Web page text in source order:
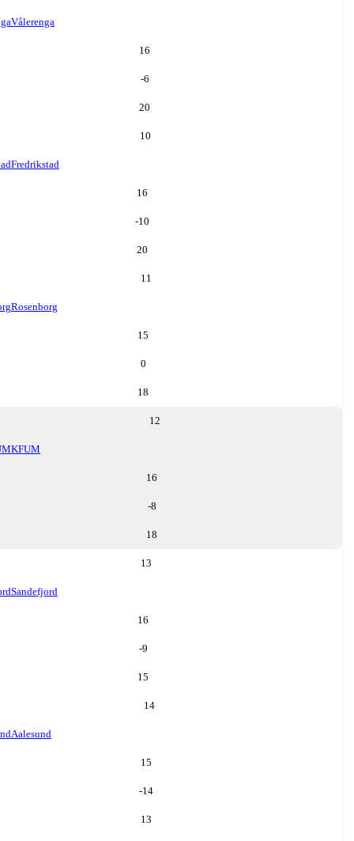
Vålerenga
16
-6
20
10
Fredrikstad
16
-10
20
11
Rosenborg
15
0
18
12
KFUM
16
-8
18
13
Sandefjord
16
-9
15
14
Aalesund
15
-14
13